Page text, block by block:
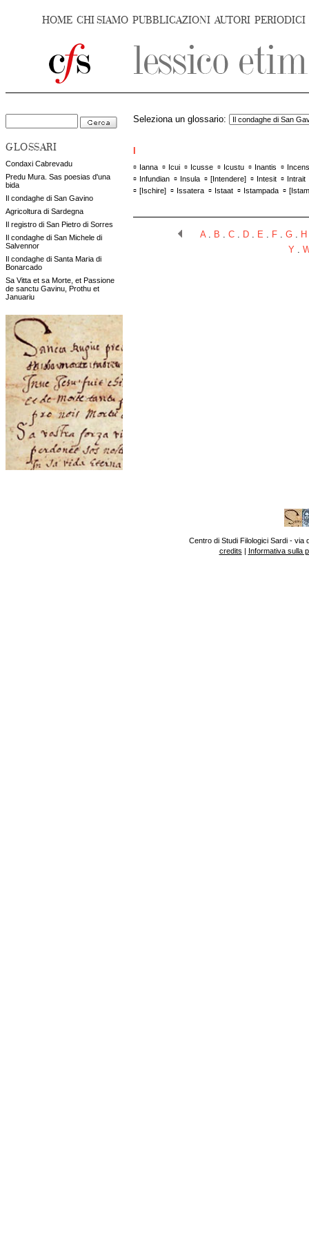
HOME CHI SIAMO PUBBLICAZIONI AUTORI PERIODICI
GLOSSARI
Condaxi Cabrevadu
Predu Mura. Sas poesias d'una
bida
Il condaghe di San Gavino
Agricoltura di Sardegna
Il registro di San Pietro di Sorres
Il condaghe di San Michele di
Salvennor
Il condaghe di Santa Maria di
Bonarcado
Sa Vitta et sa Morte, et Passione
de sanctu Gavinu, Prothu et
Januariu
Seleziona un glossario:
▫ Ianna ▫ Icui ▫ Icusse ▫ Icustu ▫ Inantis ▫
▫ Infundian ▫ Insula ▫ [Intendere] ▫ Intesit ▫ Intrait
▫ [Ischire] ▫ Issatera ▫ Istaat ▫ Istampada ▫ [
A. B . C. D. E . F. G. H
Y .
Centro di Studi Filologici Sardi - via
credits | Informativa sulla